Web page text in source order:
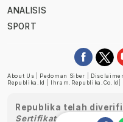
ANALISIS
SPORT
About Us Pedoman Siber
Disclaimer
Republika.id
Ihram.republika.co.id
Republika telah
Sertifikat Nomor 1058/